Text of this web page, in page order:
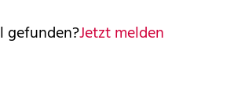
gefunden?Jetzt melden